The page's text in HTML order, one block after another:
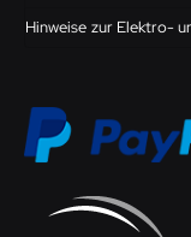
Hinweise zur Elektro-